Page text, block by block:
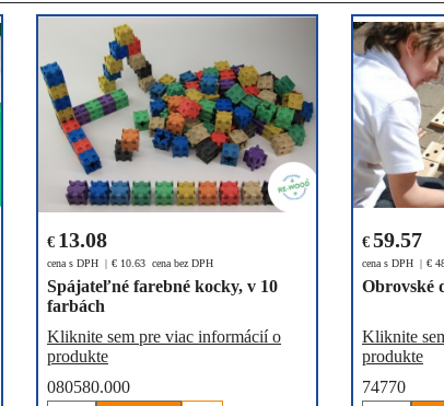
€ 13.08
cena s DPH € 10.63 cena bez DPH
Spájateľné farebné kocky, v 10
farbách
Kliknite sem pre viac informácií o
produkte
080580.000
€ 59.57
cena s DPH €
Obrovské
Kliknite
produkte
74770